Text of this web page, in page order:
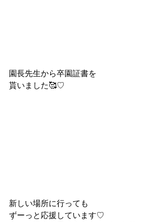
園長先生から卒園証書を
貰いました🥰♡
新しい場所に行っても
ずーっと応援しています♡